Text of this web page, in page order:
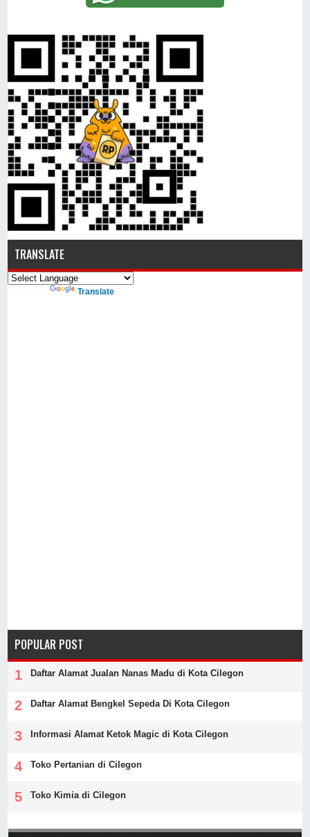
TRANSLATE
Powered by Translate
POPULAR POST
Daftar Alamat Jualan Nanas Madu di Kota Cilegon
Daftar Alamat Bengkel Sepeda Di Kota Cilegon
Informasi Alamat Ketok Magic di Kota Cilegon
Toko Pertanian di Cilegon
Toko Kimia di Cilegon